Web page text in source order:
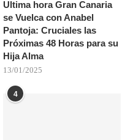
Ultima hora Gran Canaria
se Vuelca con Anabel
Pantoja: Cruciales las
Próximas 48 Horas para su
Hija Alma
13/01/2025
4